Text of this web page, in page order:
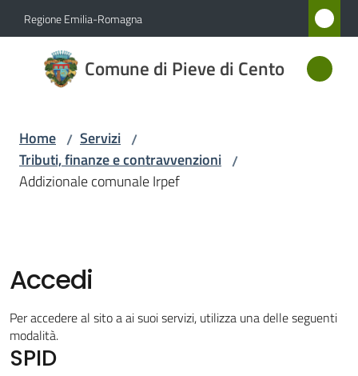
Vai al contenuto
Vai alla navigazione
Vai al footer
Regione Emilia-Romagna
Comune di Pieve di Cento
Comune
di Pieve
Amministrazione
Menu selezionato
Vivere
Pieve
di
Home / Servizi /
Tributi, finanze e contravvenzioni /
Addizionale comunale Irpef
Accedi
Per accedere al sito a ai suoi servizi, utilizza una delle seguenti
modalità.
SPID